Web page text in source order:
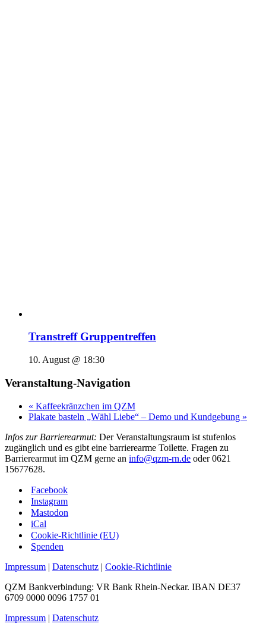
Transtreff Gruppentreffen
10. August @ 18:30
Veranstaltung-Navigation
« Kaffeekränzchen im QZM
Plakate basteln „Wähl Liebe“ – Demo und Kundgebung »
Infos zur Barrierearmut: Der Veranstaltungsraum ist stufenlos
zugänglich und es gibt eine barrierearme Toilette. Fragen zu
Barrierearmut im QZM gerne an info@qzm-rn.de oder 0621
15677628.
Facebook
Instagram
Mastodon
iCal
Cookie-Richtlinie (EU)
Spenden
Impressum | Datenschutz | Cookie-Richtlinie
QZM Bankverbindung: VR Bank Rhein-Neckar. IBAN DE37
6709 0000 0096 1757 01
Impressum | Datenschutz